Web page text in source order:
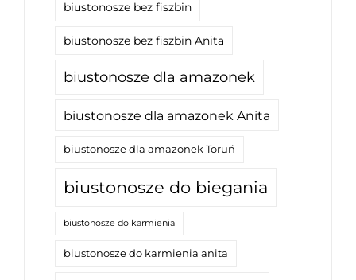
biustonosze bez fiszbin
biustonosze bez fiszbin Anita
biustonosze dla amazonek
biustonosze dla amazonek Anita
biustonosze dla amazonek Toruń
biustonosze do biegania
biustonosze do karmienia
biustonosze do karmienia anita